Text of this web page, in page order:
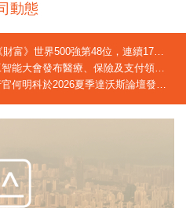
動態
》世界500強第48位，連續17年躋身榜單
會發布醫療、保險及支付領域創新成果
夏季達沃斯論壇發言：中國正迎來「屬於自己的長壽時代」